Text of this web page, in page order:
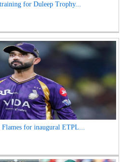
for Duleep Trophy...
Flames for inaugural ETPL...